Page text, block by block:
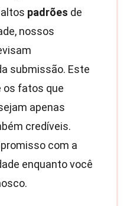
padrões de
nossos
submissão. Este
os fatos que
apenas
credíveis.
com a
enquanto você